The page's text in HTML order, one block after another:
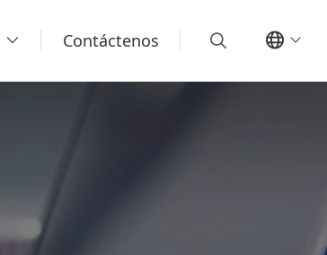
Contáctenos